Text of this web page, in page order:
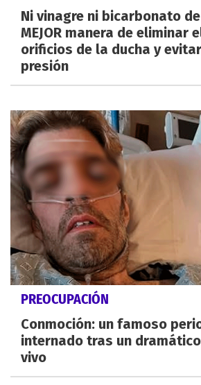
Ni vinagre ni bicarbonato
MEJOR manera de eliminar
orificios de la ducha y evitar
presión
PREOCUPACIÓN
Conmoción: un famoso
internado tras un
vivo